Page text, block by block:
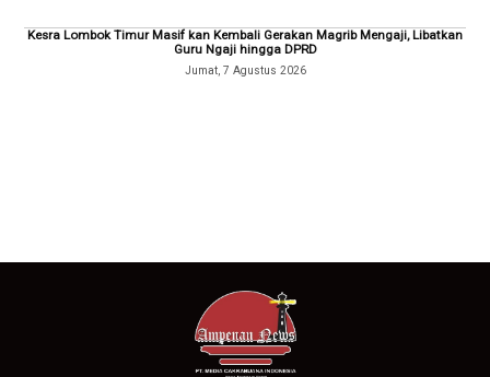
Kesra Lombok Timur Masif kan Kembali Gerakan Magrib Mengaji, Libatkan
Guru Ngaji hingga DPRD
Jumat, 7 Agustus 2026